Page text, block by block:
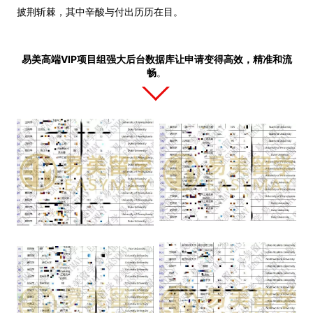
披荆斩棘，其中辛酸与付出历历在目。
易美高端VIP项目组强大后台数据库让申请变得高效，精准和流
畅。